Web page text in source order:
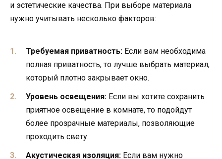
и эстетические качества. При выборе материала
нужно учитывать несколько факторов:
Требуемая приватность: Если вам необходима
полная приватность, то лучше выбрать материал,
который плотно закрывает окно.
Уровень освещения: Если вы хотите сохранить
приятное освещение в комнате, то подойдут
более прозрачные материалы, позволяющие
проходить свету.
Акустическая изоляция: Если вам нужно